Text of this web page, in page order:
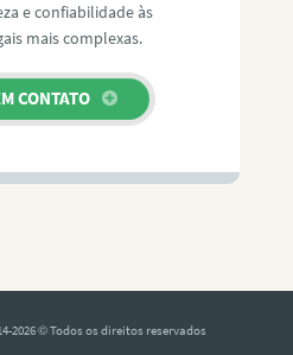
e confiabilidade às
mais complexas.
CONTATO
2026 © Todos os direitos reservados